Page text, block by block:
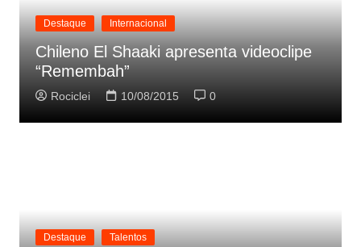
Destaque Internacional
Chileno El Shaaki apresenta videoclipe
“Remembah”
Rociclei 10/08/2015 0
Destaque Talentos